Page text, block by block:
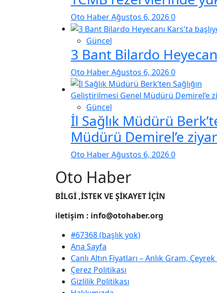
Oto HaberAğustos 6, 20260
Güncel
3 Bant Bilardo
Oto HaberAğustos 6, 20260
Güncel
İl Sağlık Müdürü
Müdürü Demirel’e
Oto HaberAğustos 6, 20260
Oto Haber
BİLGİ ,İSTEK VE ŞİKAYET İÇİN
iletişim : info@otohaber.org
#67368 (başlık yok)
Ana Sayfa
Canlı Altın Fiyatları – Anlık Gram,
Çerez Politikası
Gizlilik Politikası